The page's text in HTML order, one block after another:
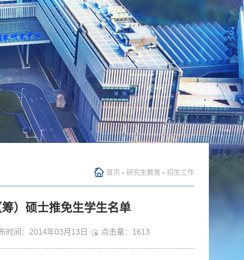
首页 - 研究生教育 - 招生工作
）硕士推免生学生名单
时间：2014年03月13日 点击量： 1613